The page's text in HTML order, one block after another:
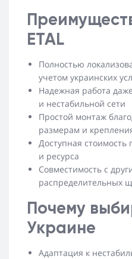
ETAL
Полностью
учетом украинских
Надежная работа
и нестабильной сети
Простой монтаж
размерам и
Доступная стоимость
и ресурса
Совместимость с
распределительных
Почему
Украине
Адаптация к